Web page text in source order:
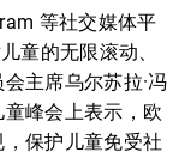
等社交媒体平
童的无限滚动、
主席乌尔苏拉·冯
峰会上表示，欧
保护儿童免受社